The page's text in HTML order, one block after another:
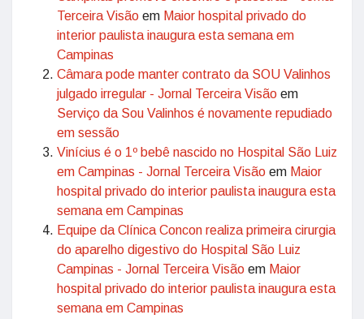
Terceira Visão em Maior hospital privado do
interior paulista inaugura esta semana em
Campinas
Câmara pode manter contrato da SOU Valinhos
julgado irregular - Jornal Terceira Visão em
Serviço da Sou Valinhos é novamente repudiado
em sessão
Vinícius é o 1º bebê nascido no Hospital São Luiz
em Campinas - Jornal Terceira Visão em Maior
hospital privado do interior paulista inaugura esta
semana em Campinas
Equipe da Clínica Concon realiza primeira cirurgia
do aparelho digestivo do Hospital São Luiz
Campinas - Jornal Terceira Visão em Maior
hospital privado do interior paulista inaugura esta
semana em Campinas